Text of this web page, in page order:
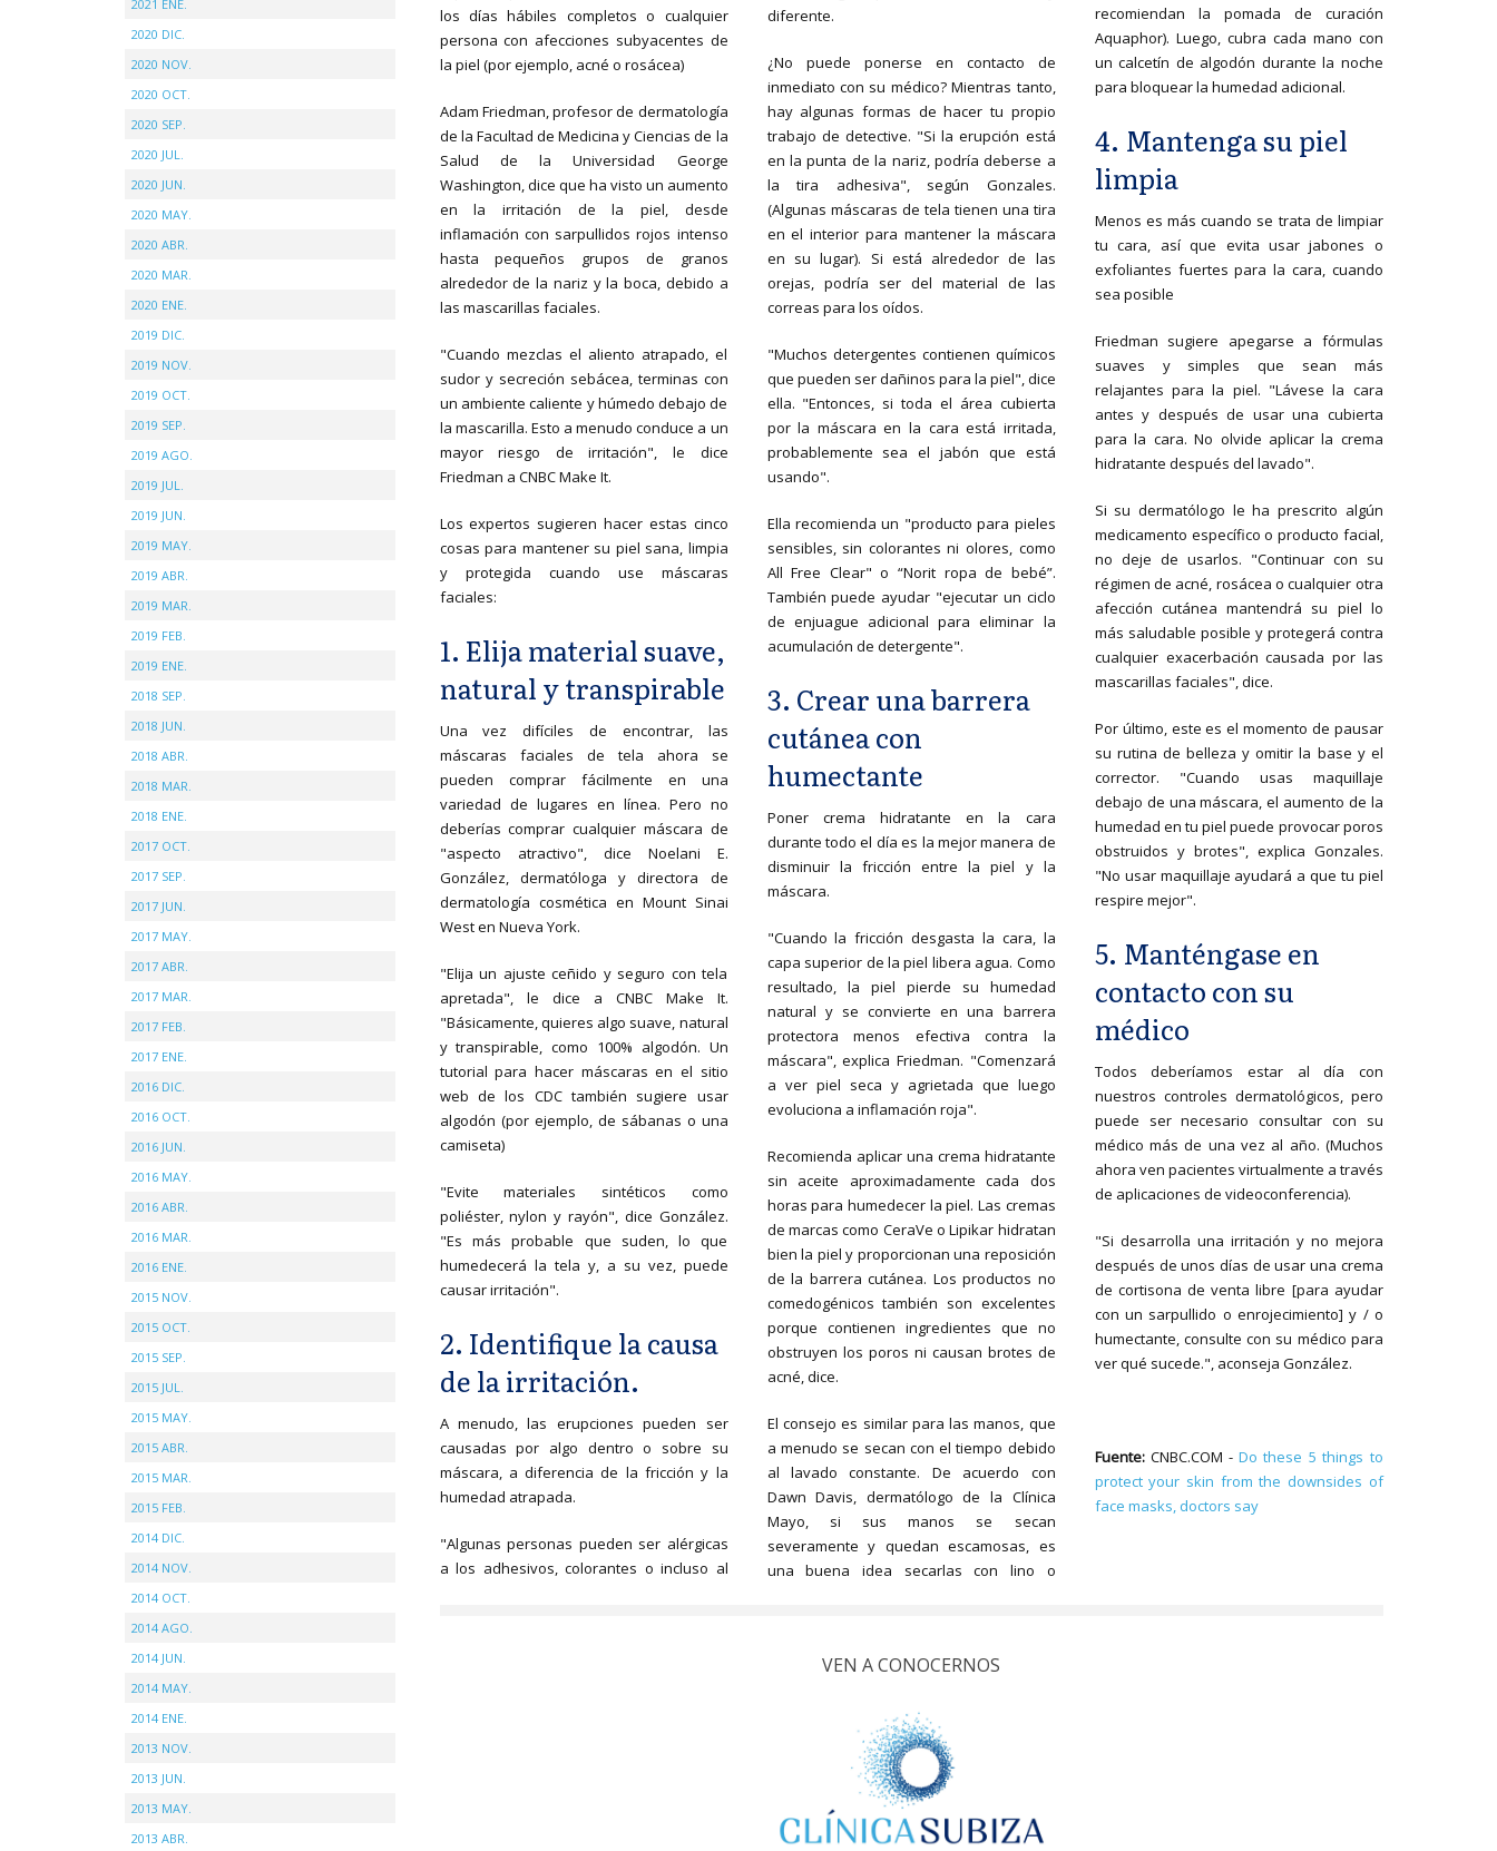
los días hábiles completos o cualquier
persona con afecciones subyacentes de
la piel (por ejemplo, acné o rosácea)
Adam Friedman, profesor de dermatología
de la Facultad de Medicina y Ciencias de la
Salud de la Universidad George
Washington, dice que ha visto un aumento
en la irritación de la piel, desde
inflamación con sarpullidos rojos intenso
hasta pequeños grupos de granos
alrededor de la nariz y la boca, debido a
las mascarillas faciales.
"Cuando mezclas el aliento atrapado, el
sudor y secreción sebácea, terminas con
un ambiente caliente y húmedo debajo de
la mascarilla. Esto a menudo conduce a un
mayor riesgo de irritación", le dice
Friedman a CNBC Make It.
Los expertos sugieren hacer estas cinco
cosas para mantener su piel sana, limpia
y protegida cuando use máscaras
faciales:
1. Elija material suave,
natural y transpirable
Una vez difíciles de encontrar, las
máscaras faciales de tela ahora se
pueden comprar fácilmente en una
variedad de lugares en línea. Pero no
deberías comprar cualquier máscara de
"aspecto atractivo", dice Noelani E.
González, dermatóloga y directora de
dermatología cosmética en Mount Sinai
West en Nueva York.
"Elija un ajuste ceñido y seguro con tela
apretada", le dice a CNBC Make It.
"Básicamente, quieres algo suave, natural
y transpirable, como 100% algodón. Un
tutorial para hacer máscaras en el sitio
web de los CDC también sugiere usar
algodón (por ejemplo, de sábanas o una
camiseta)
"Evite materiales sintéticos como
poliéster, nylon y rayón", dice González.
"Es más probable que suden, lo que
humedecerá la tela y, a su vez, puede
causar irritación".
2. Identifique la causa
de la irritación.
A menudo, las erupciones pueden ser
causadas por algo dentro o sobre su
máscara, a diferencia de la fricción y la
humedad atrapada.
"Algunas personas pueden ser alérgicas
a los adhesivos, colorantes o incluso al
diferente.
¿No puede ponerse en contacto de
inmediato con su médico? Mientras tanto,
hay algunas formas de hacer tu propio
trabajo de detective. "Si la erupción está
en la punta de la nariz, podría deberse a
la tira adhesiva", según Gonzales.
(Algunas máscaras de tela tienen una tira
en el interior para mantener la máscara
en su lugar). Si está alrededor de las
orejas, podría ser del material de las
correas para los oídos.
"Muchos detergentes contienen químicos
que pueden ser dañinos para la piel", dice
ella. "Entonces, si toda el área cubierta
por la máscara en la cara está irritada,
probablemente sea el jabón que está
usando".
Ella recomienda un "producto para pieles
sensibles, sin colorantes ni olores, como
All Free Clear" o “Norit ropa de bebé”.
También puede ayudar "ejecutar un ciclo
de enjuague adicional para eliminar la
acumulación de detergente".
3. Crear una barrera
cutánea con
humectante
Poner crema hidratante en la cara
durante todo el día es la mejor manera de
disminuir la fricción entre la piel y la
máscara.
"Cuando la fricción desgasta la cara, la
capa superior de la piel libera agua. Como
resultado, la piel pierde su humedad
natural y se convierte en una barrera
protectora menos efectiva contra la
máscara", explica Friedman. "Comenzará
a ver piel seca y agrietada que luego
evoluciona a inflamación roja".
Recomienda aplicar una crema hidratante
sin aceite aproximadamente cada dos
horas para humedecer la piel. Las cremas
de marcas como CeraVe o Lipikar hidratan
bien la piel y proporcionan una reposición
de la barrera cutánea. Los productos no
comedogénicos también son excelentes
porque contienen ingredientes que no
obstruyen los poros ni causan brotes de
acné, dice.
El consejo es similar para las manos, que
a menudo se secan con el tiempo debido
al lavado constante. De acuerdo con
Dawn Davis, dermatólogo de la Clínica
Mayo, si sus manos se secan
severamente y quedan escamosas, es
una buena idea secarlas con lino o
recomiendan la pomada de curación
Aquaphor). Luego, cubra cada mano con
un calcetín de algodón durante la noche
para bloquear la humedad adicional.
4. Mantenga su piel
limpia
Menos es más cuando se trata de limpiar
tu cara, así que evita usar jabones o
exfoliantes fuertes para la cara, cuando
sea posible
Friedman sugiere apegarse a fórmulas
suaves y simples que sean más
relajantes para la piel. "Lávese la cara
antes y después de usar una cubierta
para la cara. No olvide aplicar la crema
hidratante después del lavado".
Si su dermatólogo le ha prescrito algún
medicamento específico o producto facial,
no deje de usarlos. "Continuar con su
régimen de acné, rosácea o cualquier otra
afección cutánea mantendrá su piel lo
más saludable posible y protegerá contra
cualquier exacerbación causada por las
mascarillas faciales", dice.
Por último, este es el momento de pausar
su rutina de belleza y omitir la base y el
corrector. "Cuando usas maquillaje
debajo de una máscara, el aumento de la
humedad en tu piel puede provocar poros
obstruidos y brotes", explica Gonzales.
"No usar maquillaje ayudará a que tu piel
respire mejor".
5. Manténgase en
contacto con su
médico
Todos deberíamos estar al día con
nuestros controles dermatológicos, pero
puede ser necesario consultar con su
médico más de una vez al año. (Muchos
ahora ven pacientes virtualmente a través
de aplicaciones de videoconferencia).
"Si desarrolla una irritación y no mejora
después de unos días de usar una crema
de cortisona de venta libre [para ayudar
con un sarpullido o enrojecimiento] y / o
humectante, consulte con su médico para
ver qué sucede.", aconseja González.
Fuente:CNBC.COM - Do these 5 things to
protect your skin from the downsides of
face masks, doctors say
VEN A CONOCERNOS
2021 ENE.
2020 DIC.
2020 NOV.
2020 OCT.
2020 SEP.
2020 JUL.
2020 JUN.
2020 MAY.
2020 ABR.
2020 MAR.
2020 ENE.
2019 DIC.
2019 NOV.
2019 OCT.
2019 SEP.
2019 AGO.
2019 JUL.
2019 JUN.
2019 MAY.
2019 ABR.
2019 MAR.
2019 FEB.
2019 ENE.
2018 SEP.
2018 JUN.
2018 ABR.
2018 MAR.
2018 ENE.
2017 OCT.
2017 SEP.
2017 JUN.
2017 MAY.
2017 ABR.
2017 MAR.
2017 FEB.
2017 ENE.
2016 DIC.
2016 OCT.
2016 JUN.
2016 MAY.
2016 ABR.
2016 MAR.
2016 ENE.
2015 NOV.
2015 OCT.
2015 SEP.
2015 JUL.
2015 MAY.
2015 ABR.
2015 MAR.
2015 FEB.
2014 DIC.
2014 NOV.
2014 OCT.
2014 AGO.
2014 JUN.
2014 MAY.
2014 ENE.
2013 NOV.
2013 JUN.
2013 MAY.
2013 ABR.